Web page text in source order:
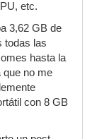
etc.
3,62 GB de
todas las
hasta la
que no me
con 8 GB